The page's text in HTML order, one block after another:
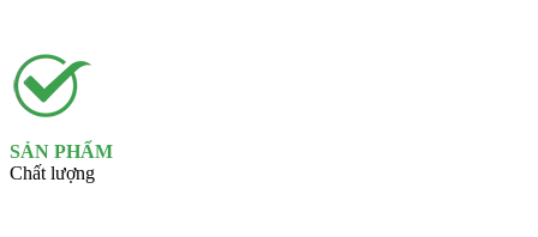
SẢN PHẨM
Chất lượng